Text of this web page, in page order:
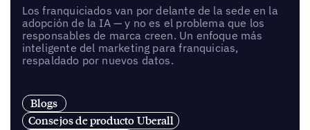
Los franquiciados van por delante de la sede en la
adopción de la IA — y no es el problema que los
responsables de marca creen. Un enfoque más
inteligente del marketing para franquicias,
respaldado por nuevos datos.
Blogs
Consejos de producto Uberall